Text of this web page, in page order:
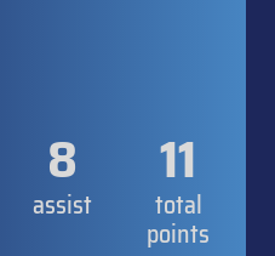
8
assist
11
total
points